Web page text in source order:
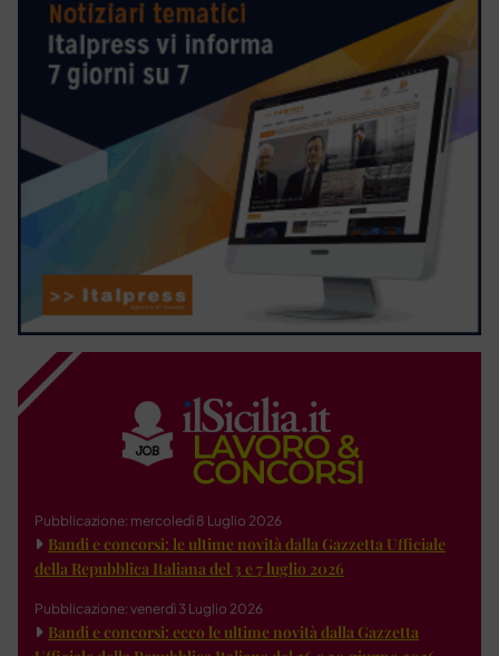
Pubblicazione: mercoledì 8 Luglio 2026
Bandi e concorsi: le ultime novità dalla Gazzetta Ufficiale
della Repubblica Italiana del 3 e 7 luglio 2026
Pubblicazione: venerdì 3 Luglio 2026
Bandi e concorsi: ecco le ultime novità dalla Gazzetta